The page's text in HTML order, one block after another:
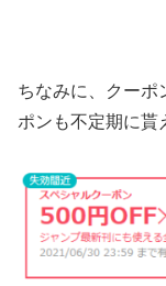
ちなみに、クーポ
ポンも不定期に貰